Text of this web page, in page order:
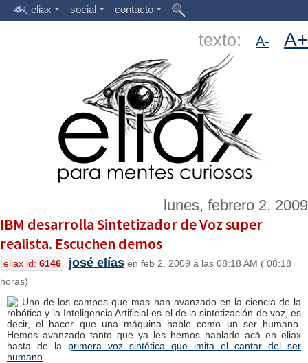
eliax social contacto
texto: A- A+
lunes, febrero 2, 2009
IBM desarrolla Sintetizador de Voz super
realista. Escuchen demos
eliax id: 6146 josé elías en feb 2, 2009 a las 08:18 AM ( 08:18
horas)
Uno de los campos que mas han avanzado en la ciencia de la
robótica y la Inteligencia Artificial es el de la sintetización de voz, es
decir, el hacer que una máquina hable como un ser humano.
Hemos avanzado tanto que ya les hemos hablado acá en eliax
hasta de la primera voz sintética que imita el cantar del ser
humano